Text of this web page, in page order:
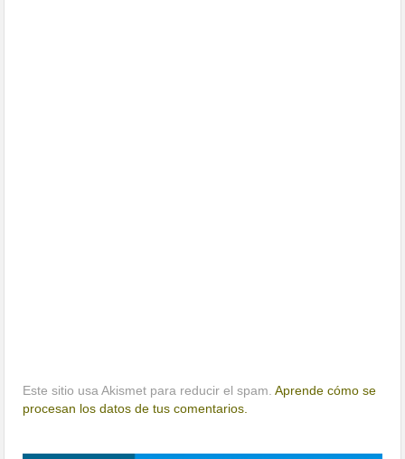
Este sitio usa Akismet para reducir el spam.Aprende cómo se
procesan los datos de tus comentarios.